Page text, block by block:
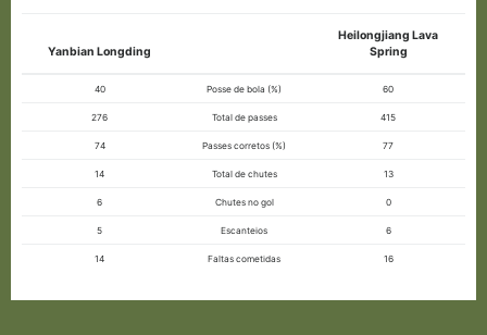
Yanbian Longding
Heilongjiang Lava
Spring
40 Posse de bola (%) 60
276 Total de passes 415
74 Passes corretos (%) 77
14 Total de chutes 13
6 Chutes no gol 0
5 Escanteios 6
14 Faltas cometidas 16